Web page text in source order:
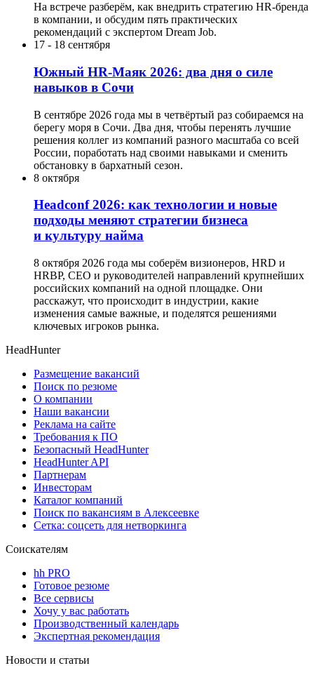
На встрече разберём, как внедрить стратегию HR-бренда
в компании, и обсудим пять практических
рекомендаций с экспертом Dream Job.
17 - 18 сентября
Южный HR-Маяк 2026: два дня о силе
навыков в Сочи
В сентябре 2026 года мы в четвёртый раз собираемся на
берегу моря в Сочи. Два дня, чтобы перенять лучшие
решения коллег из компаний разного масштаба со всей
России, поработать над своими навыками и сменить
обстановку в бархатный сезон.
8 октября
Headсonf 2026: как технологии и новые
подходы меняют стратегии бизнеса
и культуру найма
8 октября 2026 года мы соберём визионеров, HRD и
HRBP, СЕО и руководителей направлений крупнейших
российских компаний на одной площадке. Они
расскажут, что происходит в индустрии, какие
изменения самые важные, и поделятся решениями
ключевых игроков рынка.
HeadHunter
Размещение вакансий
Поиск по резюме
О компании
Наши вакансии
Реклама на сайте
Требования к ПО
Безопасный HeadHunter
HeadHunter API
Партнерам
Инвесторам
Каталог компаний
Поиск по вакансиям в Алексеевке
Сетка: соцсеть для нетворкинга
Соискателям
hh PRO
Готовое резюме
Все сервисы
Хочу у вас работать
Производственный календарь
Экспертная рекомендация
Новости и статьи